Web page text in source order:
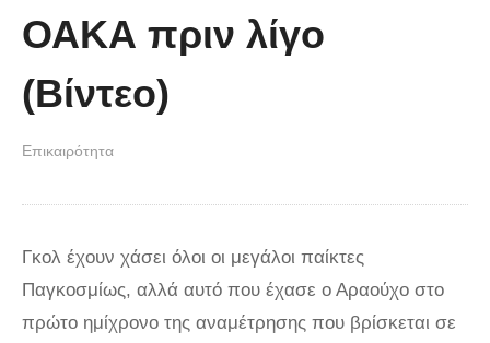
πρώτη στιγμή και συγκίνησε το
νοηματική με ένα μικρό κορίτσι
ΟΑΚΑ πριν λίγο
(Βίντεο)
Επικαιρότητα
Γκολ έχουν χάσει όλοι οι μεγάλοι παίκτες
Παγκοσμίως, αλλά αυτό που έχασε ο Αραούχο στο
πρώτο ημίχρονο της αναμέτρησης που βρίσκεται σε